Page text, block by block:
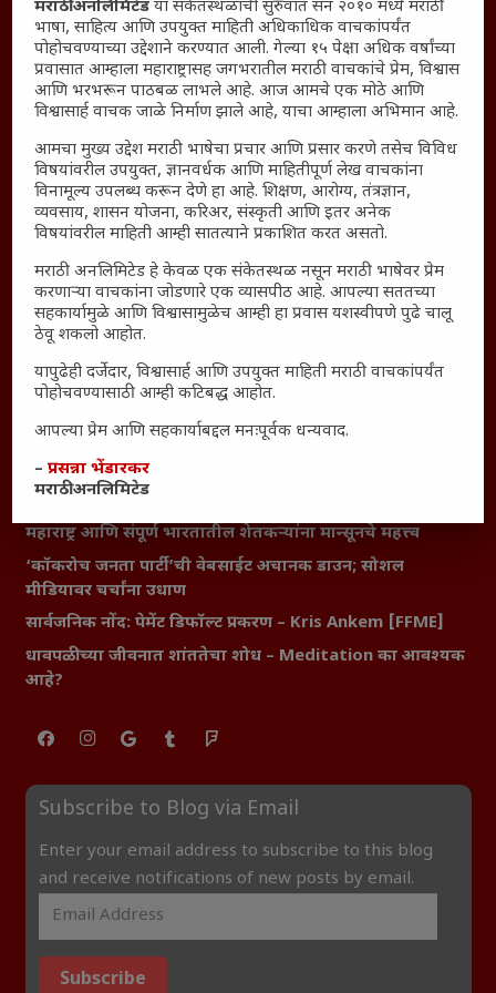
English To Marathi
English To Hindi
Kruti Dev Unicode
Shop Unlimited
Thought For The Day
सामान्य आजारांवर गावठी उपाय – घरच्या घरी मिळवा प्राथमिक
आराम
आजच्या युगातील तरुण पिढी कुठे हरवली?
महाराष्ट्रातील किल्ल्यांचे महत्त्व : स्वराज्याच्या वैभवशाली इतिहासाचे
₹370 ची बिर्याणी” आणि हरवत चाललेली संवेदनशीलता : आजच्या
यश आणि आत्मविश्वास: स्वप्नांना वास्तवात बदलण्याची शक्ती
महाराष्ट्रातील बदलत्या हवामानाचा शेतीवर वाढता परिणाम:
शेतकऱ्यांसमोरील नवीन आव्हाने आणि संधी
महाराष्ट्र आणि संपूर्ण भारतातील शेतकऱ्यांना मान्सूनचे महत्त्व
‘कॉकरोच जनता पार्टी’ची वेबसाईट अचानक डाउन; सोशल
मीडियावर चर्चांना उधाण
सार्वजनिक नोंद: पेमेंट डिफॉल्ट प्रकरण – Kris Ankem [FFME]
धावपळीच्या जीवनात शांततेचा शोध – Meditation का आवश्यक
आहे?
Subscribe to Blog via Email
Enter your email address to subscribe to this blog
and receive notifications of new posts by email.
Subscribe
मराठी अनलिमिटेड या संकेतस्थळाची सुरुवात सन २०१० मध्ये मराठी
भाषा, साहित्य आणि उपयुक्त माहिती अधिकाधिक वाचकांपर्यंत
पोहोचवण्याच्या उद्देशाने करण्यात आली. गेल्या १५ पेक्षा अधिक वर्षांच्या
प्रवासात आम्हाला महाराष्ट्रासह जगभरातील मराठी वाचकांचे प्रेम, विश्वास
आणि भरभरून पाठबळ लाभले आहे. आज आमचे एक मोठे आणि
विश्वासार्ह वाचक जाळे निर्माण झाले आहे, याचा आम्हाला अभिमान आहे.
आमचा मुख्य उद्देश मराठी भाषेचा प्रचार आणि प्रसार करणे तसेच विविध
विषयांवरील उपयुक्त, ज्ञानवर्धक आणि माहितीपूर्ण लेख वाचकांना
विनामूल्य उपलब्ध करून देणे हा आहे. शिक्षण, आरोग्य, तंत्रज्ञान,
व्यवसाय, शासन योजना, करिअर, संस्कृती आणि इतर अनेक
विषयांवरील माहिती आम्ही सातत्याने प्रकाशित करत असतो.
मराठी अनलिमिटेड हे केवळ एक संकेतस्थळ नसून मराठी भाषेवर प्रेम
करणाऱ्या वाचकांना जोडणारे एक व्यासपीठ आहे. आपल्या सततच्या
सहकार्यामुळे आणि विश्वासामुळेच आम्ही हा प्रवास यशस्वीपणे पुढे चालू
ठेवू शकलो आहोत.
यापुढेही दर्जेदार, विश्वासार्ह आणि उपयुक्त माहिती मराठी वाचकांपर्यंत
पोहोचवण्यासाठी आम्ही कटिबद्ध आहोत.
आपल्या प्रेम आणि सहकार्याबद्दल मनःपूर्वक धन्यवाद.
–प्रसन्ना भेंडारकर
मराठी अनलिमिटेड